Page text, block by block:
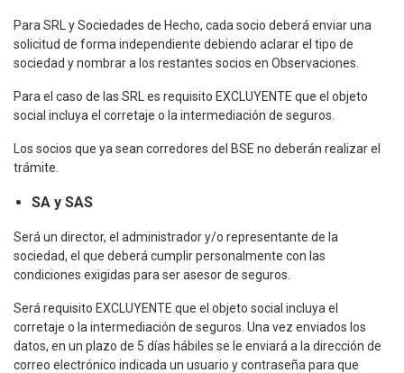
Para SRL y Sociedades de Hecho, cada socio deberá enviar una
solicitud de forma independiente debiendo aclarar el tipo de
sociedad y nombrar a los restantes socios en Observaciones.
Para el caso de las SRL es requisito EXCLUYENTE que el objeto
social incluya el corretaje o la intermediación de seguros.
Los socios que ya sean corredores del BSE no deberán realizar el
trámite.
SA y SAS
Será un director, el administrador y/o representante de la
sociedad, el que deberá cumplir personalmente con las
condiciones exigidas para ser asesor de seguros.
Será requisito EXCLUYENTE que el objeto social incluya el
corretaje o la intermediación de seguros. Una vez enviados los
datos, en un plazo de 5 días hábiles se le enviará a la dirección de
correo electrónico indicada un usuario y contraseña para que